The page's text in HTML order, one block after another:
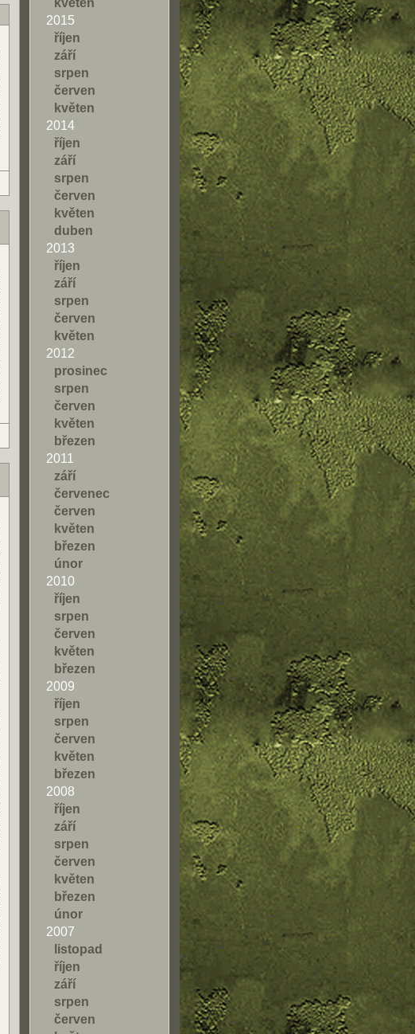
květen
2015
říjen
září
srpen
červen
květen
2014
říjen
září
srpen
červen
květen
duben
2013
říjen
září
srpen
červen
květen
2012
prosinec
srpen
červen
květen
březen
2011
září
červenec
červen
květen
březen
únor
2010
říjen
srpen
červen
květen
březen
2009
říjen
srpen
červen
květen
březen
2008
říjen
září
srpen
červen
květen
březen
únor
2007
listopad
říjen
září
srpen
červen